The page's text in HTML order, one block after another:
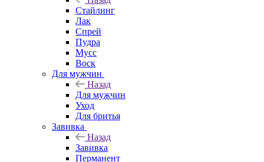
Стайлинг
Лак
Спрей
Пудра
Мусс
Воск
Для мужчин
Назад
Для мужчин
Уход
Для бритья
Завивка
Назад
Завивка
Перманент